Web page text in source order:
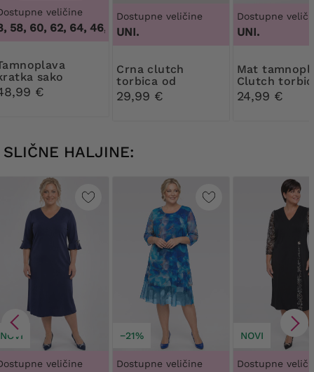
veličine
60, 62, 64,46, 48, 58, 60, 62, 64
sako
€
Dostupne veličine
UNI.
Crna clutch
torbica od
lakirane kože
29,99 €
Dostupne
UNI.
Mat tamnoplava
Clutch
torbica
24,99 €
SLIČNE HALJINE:
NOVI
veličine
−21%
Dostupne veličine
NOVI
Dostupne